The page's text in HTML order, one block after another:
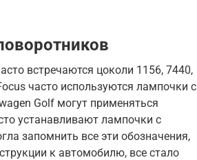
встречаются цоколи 1156, 7440,
часто используются лампочки с
Golf могут применяться
устанавливают лампочки с
запомнить все эти обозначения,
к автомобилю, все стало